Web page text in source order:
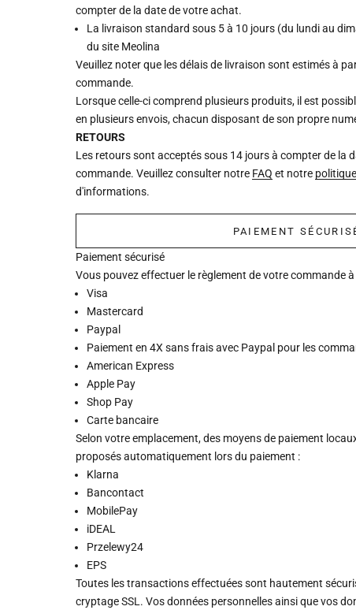
compter de la date de votre achat.
La livraison standard sous 5 à 10 jours (du lundi au
du site Meolina
Veuillez noter que les délais de livraison sont estimés à
commande.
Lorsque celle-ci comprend plusieurs produits, il est
en plusieurs envois, chacun disposant de son propre
RETOURS
Les retours sont acceptés sous 14 jours à compter de la
commande. Veuillez consulter notre FAQ et notre
d'informations.
PAIEMENT
Paiement sécurisé
Vous pouvez effectuer le règlement de votre commande
Visa
Mastercard
Paypal
Paiement en 4X sans frais avec Paypal pour les
American Express
Apple Pay
Shop Pay
Carte bancaire
Selon votre emplacement, des moyens de paiement
proposés automatiquement lors du paiement :
Klarna
Bancontact
MobilePay
iDEAL
Przelewy24
EPS
Toutes les transactions effectuées sont hautement
cryptage SSL. Vos données personnelles ainsi que vos